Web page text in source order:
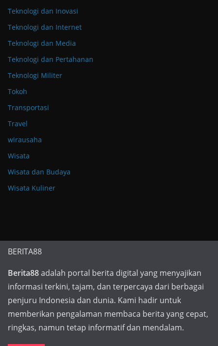
Teknologi dan Inovasi
Teknologi dan Internet
Teknologi dan Media
Teknologi dan Pertahanan
Teknologi Militer
Tokoh
Transportasi
Travel
wirausaha
Wisata
Wisata dan Budaya
Wisata Kuliner
BERITA88
Berita88adalah portal berita digital yang menyajikan
informasi terkini, tajam, dan terpercaya dari berbagai
penjuru Indonesia dan dunia. Kami hadir untuk
memberikan pengalaman membaca berita yang cepat,
ringkas, namun tetap informatif dan mendalam.